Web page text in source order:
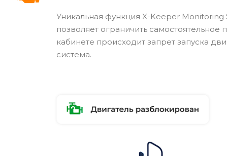
Уникальная функция X-Keeper
позволяет ограничить
кабинете происходит запрет запуска
система.